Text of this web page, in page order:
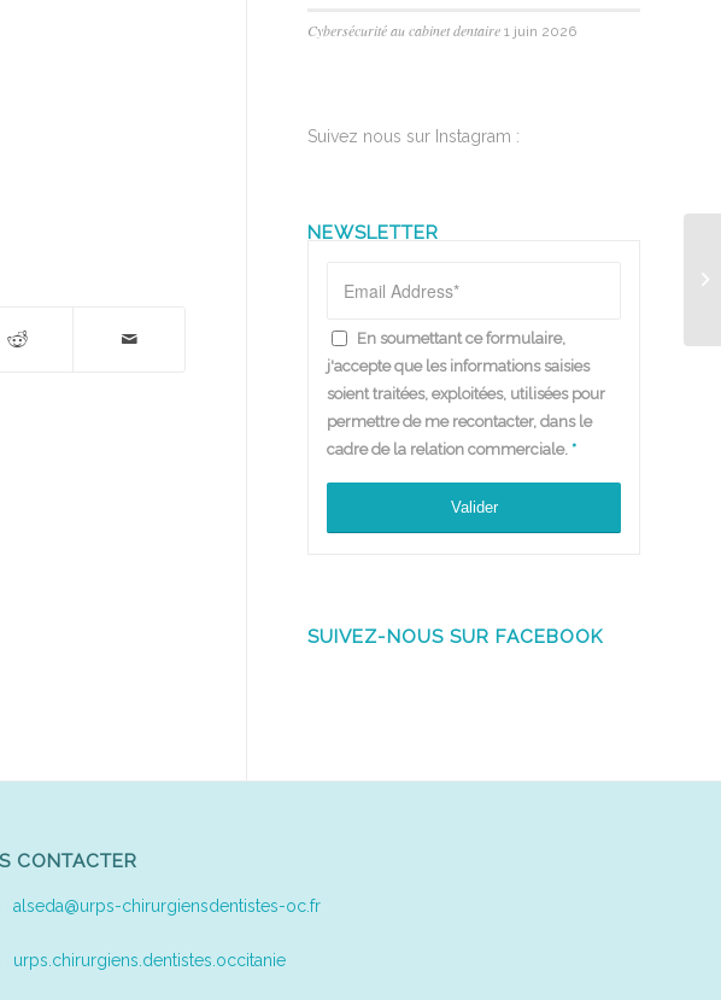
Cybersécurité au cabinet dentaire 1 juin 2026
Suivez nous sur Instagram :
NEWSLETTER
En soumettant ce formulaire,
j'accepte que les informations saisies
soient traitées, exploitées, utilisées pour
permettre de me recontacter, dans le
cadre de la relation commerciale.*
SUIVEZ-NOUS SUR FACEBOOK
CONTACTER
alseda@urps-chirurgiensdentistes-oc.fr
urps.chirurgiens.dentistes.occitanie